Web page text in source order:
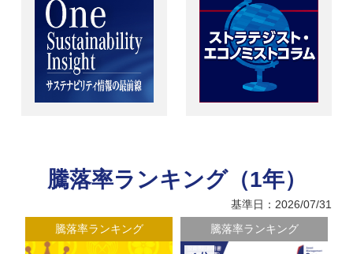
騰落率ランキング（1年）
基準日：2026/07/31
騰落率ランキング
騰落率ランキング